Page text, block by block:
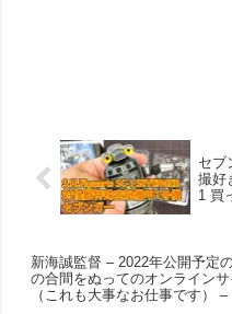
セブ
撮好
1 買
新海誠監督 – 2022年公開予定
の合間をぬってのオンライン
（これも大事なお仕事です） –